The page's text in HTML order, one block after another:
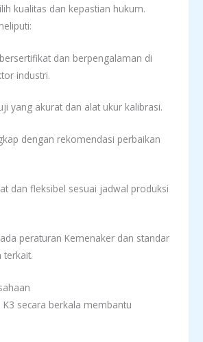
kualitas dan kepastian hukum.
dan berpengalaman di
industri.
yang akurat dan alat ukur kalibrasi.
dengan rekomendasi perbaikan
dan fleksibel sesuai jadwal produksi
peraturan Kemenaker dan standar
terkait.
secara berkala membantu